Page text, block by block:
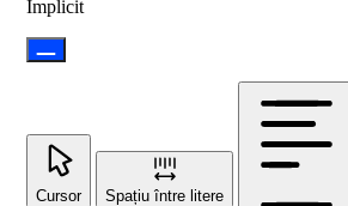
Implicit
Cursor Spațiu între litere